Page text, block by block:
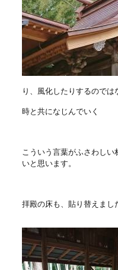
り、風化したりするのでは
時と共になじんでいく
こういう言葉がふさわし
いと思います。
拝殿の床も、貼り替えまし